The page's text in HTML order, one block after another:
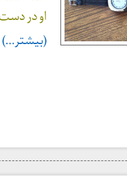
او در
(بیشتر…)